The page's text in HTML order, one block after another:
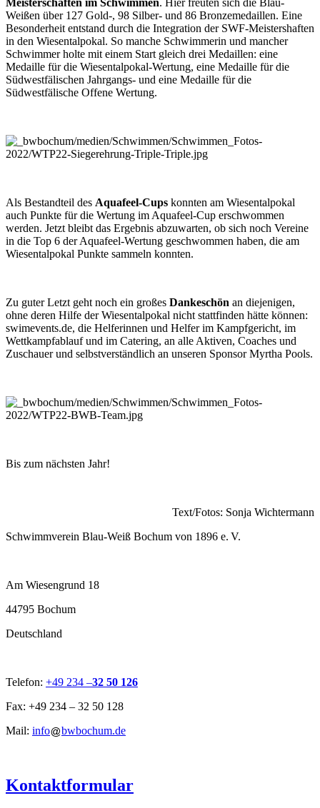
Meister­schaften im Schwimmen. Hier freuten sich die Blau-
Weißen über 127 Gold-, 98 Silber- und 86 Bronzemedaillen. Eine
Besonderheit entstand durch die Integration der SWF-Meistershaften
in den Wiesentalpokal. So manche Schwimmerin und mancher
Schwimmer holte mit einem Start gleich drei Medaillen: eine
Medaille für die Wiesentalpokal-Wertung, eine Medaille für die
Südwestfälischen Jahrgangs- und eine Medaille für die
Südwestfälische Offene Wertung.
Als Bestandteil des Aquafeel-Cups konnten am Wiesentalpokal
auch Punkte für die Wertung im Aquafeel-Cup erschwommen
werden. Jetzt bleibt das Ergebnis abzuwarten, ob sich noch Vereine
in die Top 6 der Aquafeel-Wertung geschwommen haben, die am
Wiesentalpokal Punkte sammeln konnten.
Zu guter Letzt geht noch ein großes Dankeschön an diejenigen,
ohne deren Hilfe der Wiesentalpokal nicht stattfinden hätte können:
swimevents.de, die Helferinnen und Helfer im Kampfgericht, im
Wettkampfablauf und im Catering, an alle Aktiven, Coaches und
Zuschauer und selbstverständlich an unseren Sponsor Myrtha Pools.
Bis zum nächsten Jahr!
Text/Fotos: Sonja Wichtermann
Schwimmverein Blau-Weiß Bochum von 1896 e. V.
Am Wiesengrund 18
44795 Bochum
Deutschland
Telefon: +49 234 –32 50 126
Fax: +49 234 – 32 50 128
Mail: info bwbochum.de
Kontaktformular